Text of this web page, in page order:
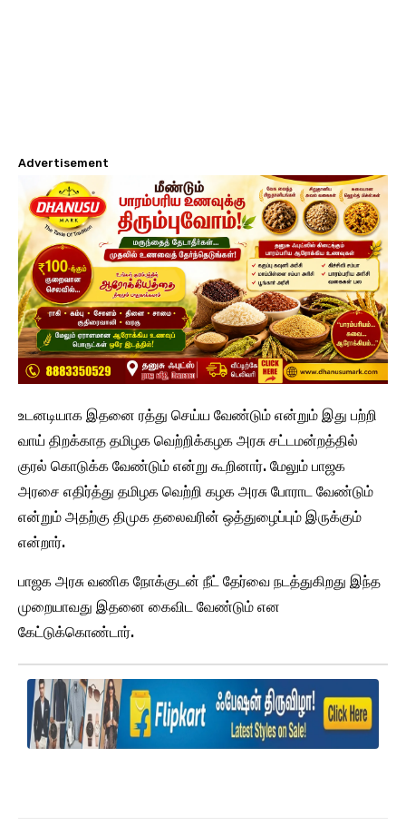
Advertisement
உடனடியாக இதனை ரத்து செய்ய வேண்டும் என்றும் இது பற்றி
வாய் திறக்காத தமிழக வெற்றிக்கழக அரசு சட்டமன்றத்தில்
குரல் கொடுக்க வேண்டும் என்று கூறினார். மேலும் பாஜக
அரசை எதிர்த்து தமிழக வெற்றி கழக அரசு போராட வேண்டும்
என்றும் அதற்கு திமுக தலைவரின் ஒத்துழைப்பும் இருக்கும்
என்றார்.
பாஜக அரசு வணிக நோக்குடன் நீட் தேர்வை நடத்துகிறது இந்த
முறையாவது இதனை கைவிட வேண்டும் என
கேட்டுக்கொண்டார்.